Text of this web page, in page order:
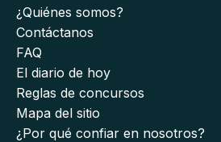
¿Quiénes somos?
Contáctanos
FAQ
El diario de hoy
Reglas de concursos
Mapa del sitio
¿Por qué confiar en nosotros?